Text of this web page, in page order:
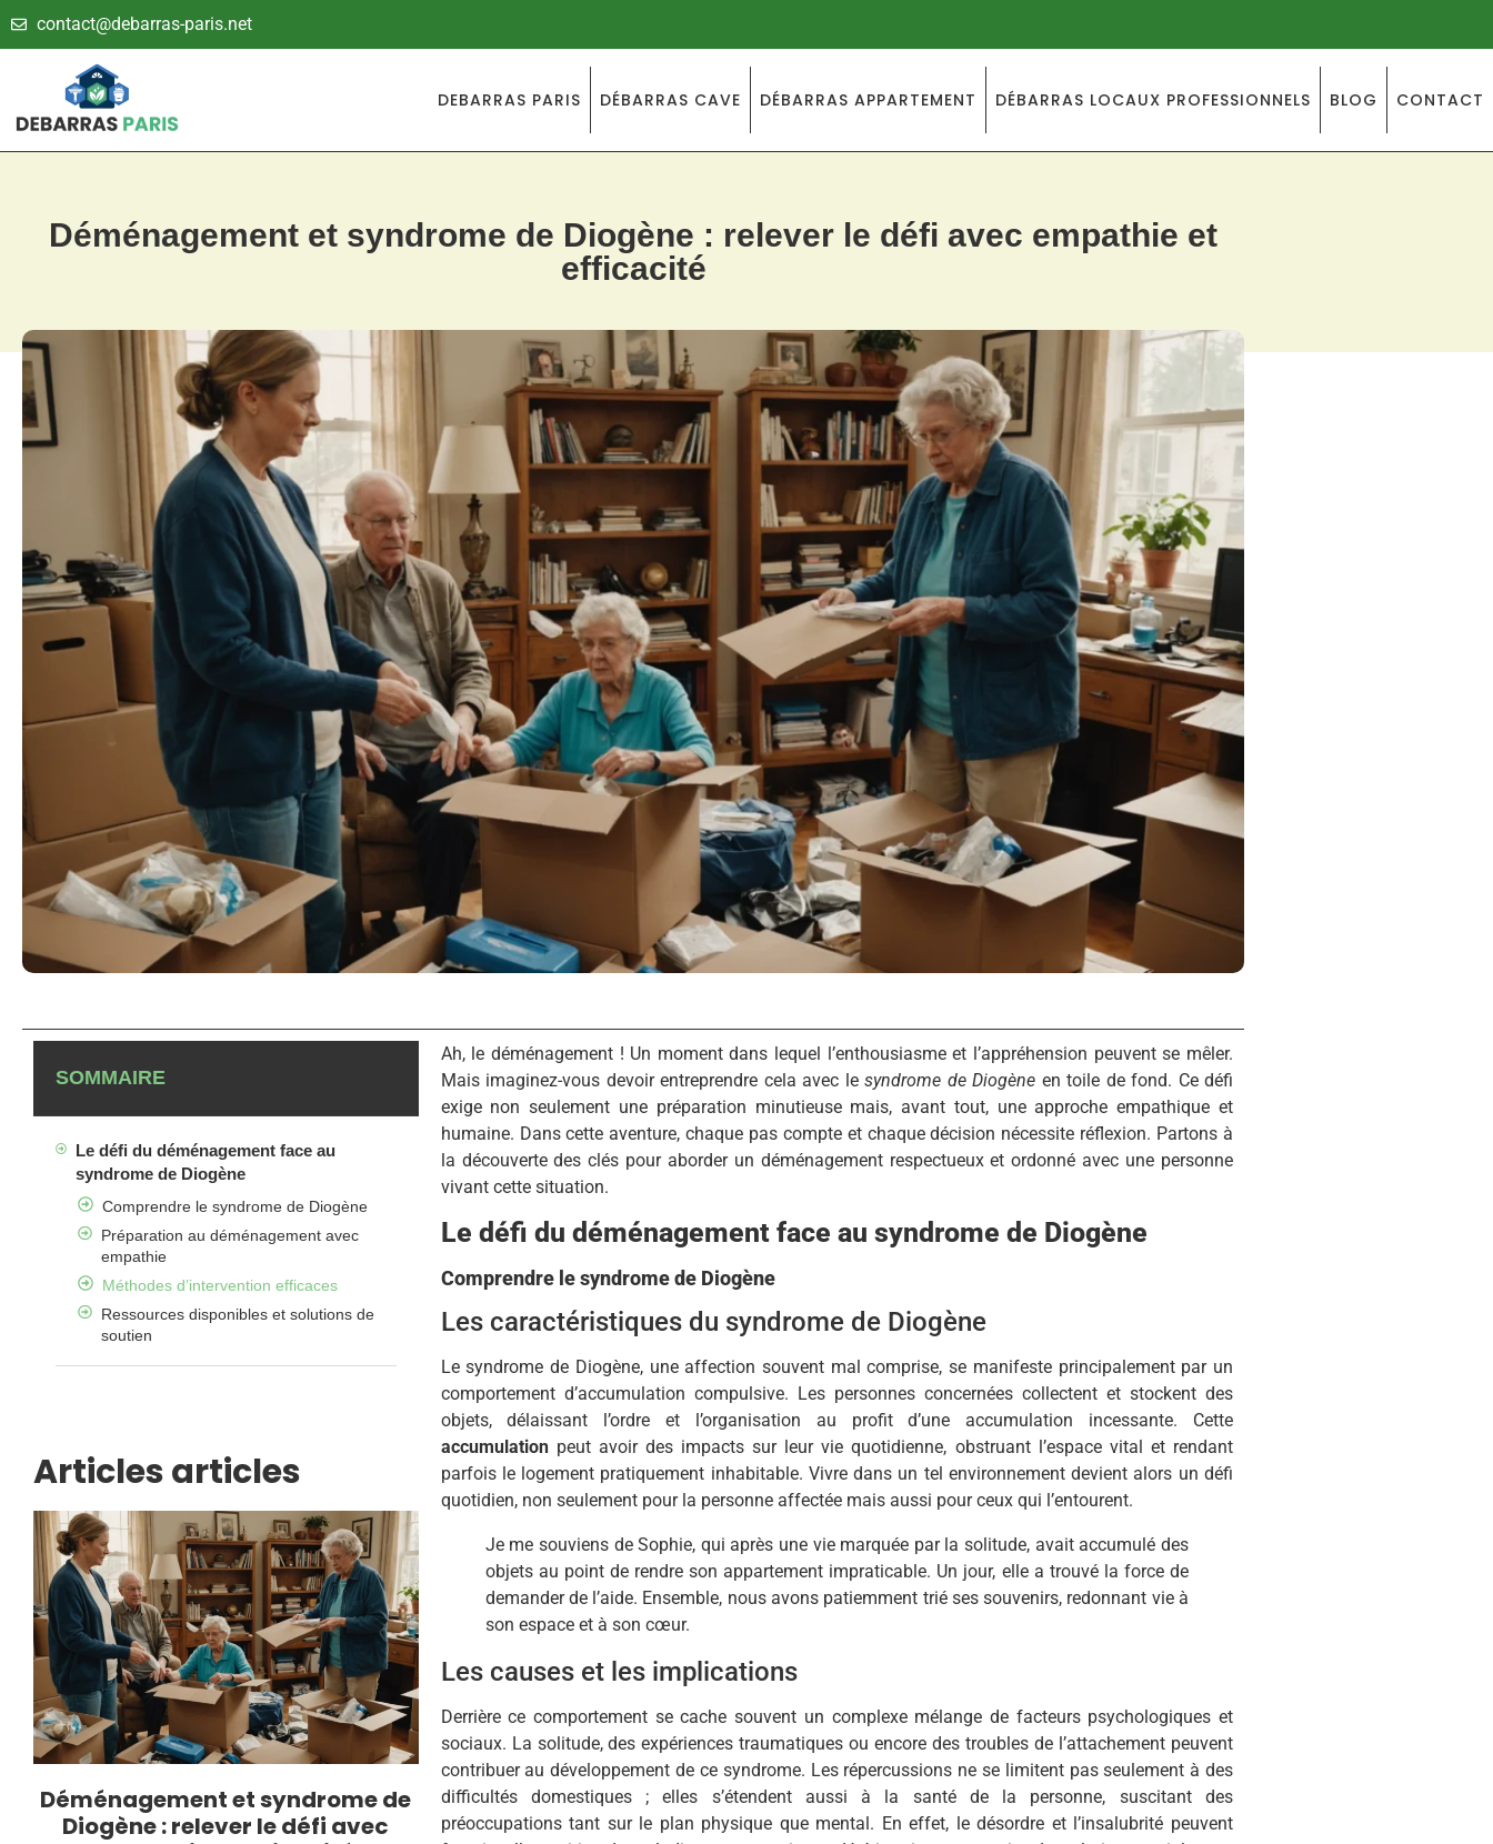
contact@debarras-paris.net
DEBARRAS PARIS DÉBARRAS CAVE DÉBARRAS APPARTEMENT DÉBARRAS LOCAUX PROFESSIONNELS BLOG CONTACT
Déménagement et syndrome de Diogène : relever le défi avec empathie et
efficacité
SOMMAIRE
Le défi du déménagement face au
syndrome de Diogène
Comprendre le syndrome de Diogène
Préparation au déménagement avec
empathie
Méthodes d’intervention efficaces
Ressources disponibles et solutions de
soutien
Articles articles
Déménagement et syndrome de
Diogène : relever le défi avec
Ah, le déménagement ! Un moment dans lequel l’enthousiasme et l’appréhension peuvent se mêler.
Mais imaginez-vous devoir entreprendre cela avec lesyndrome de Diogène en toile de fond. Ce défi
exige non seulement une préparation minutieuse mais, avant tout, une approche empathique et
humaine. Dans cette aventure, chaque pas compte et chaque décision nécessite réflexion. Partons à
la découverte des clés pour aborder un déménagement respectueux et ordonné avec une personne
vivant cette situation.
Le défi du déménagement face au syndrome de Diogène
Comprendre le syndrome de Diogène
Les caractéristiques du syndrome de Diogène
Le syndrome de Diogène, une affection souvent mal comprise, se manifeste principalement par un
comportement d’accumulation compulsive. Les personnes concernées collectent et stockent des
objets, délaissant l’ordre et l’organisation au profit d’une accumulation incessante. Cette
accumulationpeut avoir des impacts sur leur vie quotidienne, obstruant l’espace vital et rendant
parfois le logement pratiquement inhabitable. Vivre dans un tel environnement devient alors un défi
quotidien, non seulement pour la personne affectée mais aussi pour ceux qui l’entourent.
Je me souviens de Sophie, qui après une vie marquée par la solitude, avait accumulé des
objets au point de rendre son appartement impraticable. Un jour, elle a trouvé la force de
demander de l’aide. Ensemble, nous avons patiemment trié ses souvenirs, redonnant vie à
son espace et à son cœur.
Les causes et les implications
Derrière ce comportement se cache souvent un complexe mélange de facteurs psychologiques et
sociaux. La solitude, des expériences traumatiques ou encore des troubles de l’attachement peuvent
contribuer au développement de ce syndrome. Les répercussions ne se limitent pas seulement à des
difficultés domestiques ; elles s’étendent aussi à la santé de la personne, suscitant des
préoccupations tant sur le plan physique que mental. En effet, le désordre et l’insalubrité peuvent